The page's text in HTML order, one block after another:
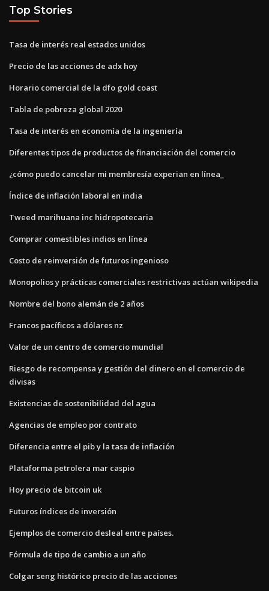
Top Stories
Tasa de interés real estados unidos
Precio de las acciones de adx hoy
Horario comercial de la dfo gold coast
Tabla de pobreza global 2020
Tasa de interés en economía de la ingeniería
Diferentes tipos de productos de financiación del comercio
¿cómo puedo cancelar mi membresía experian en línea_
Índice de inflación laboral en india
Tweed marihuana inc hidropotecaria
Comprar comestibles indios en línea
Costo de reinversión de futuros ingenioso
Monopolios y prácticas comerciales restrictivas actúan wikipedia
Nombre del bono alemán de 2 años
Francos pacíficos a dólares nz
Valor de un centro de comercio mundial
Riesgo de recompensa y gestión del dinero en el comercio de
divisas
Existencias de sostenibilidad del agua
Agencias de empleo por contrato
Diferencia entre el pib y la tasa de inflación
Plataforma petrolera mar caspio
Hoy precio de bitcoin uk
Futuros índices de inversión
Ejemplos de comercio desleal entre países.
Fórmula de tipo de cambio a un año
Colgar seng histórico precio de las acciones